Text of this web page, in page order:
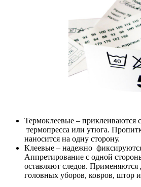
Термоклеевые – приклеиваются
термопресса или утюга.
наносится на одну сторону.
Клеевые – надежно
Аппретирование с одной
оставляют следов. Применяются
головных уборов, ковров, штор и